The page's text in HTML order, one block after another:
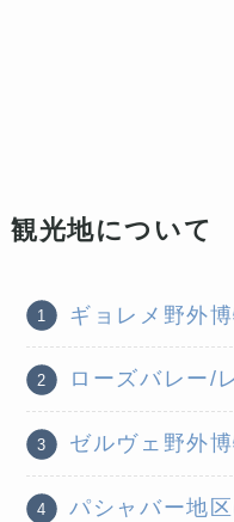
観光地について
ギョレメ野外
ローズバレー/
ゼルヴェ野外
パシャバー地